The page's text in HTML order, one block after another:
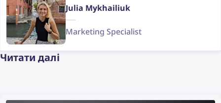
Julia Mykhailiuk
Marketing Specialist
Читати далі